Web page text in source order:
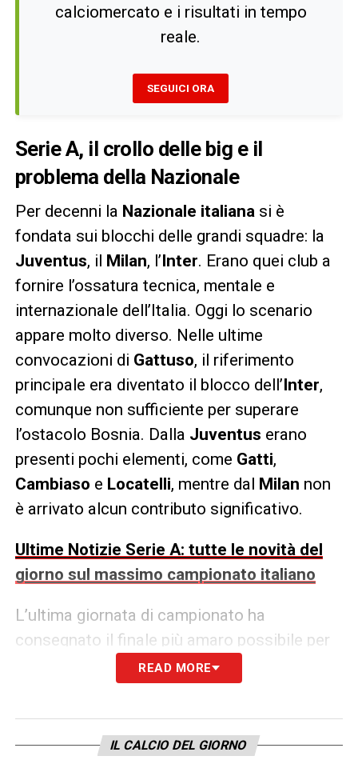
calciomercato e i risultati in tempo
reale.
SEGUICI ORA
Serie A, il crollo delle big e il
problema della Nazionale
Per decenni la Nazionale italiana si è
fondata sui blocchi delle grandi squadre: la
Juventus, il Milan, l’Inter. Erano quei club a
fornire l’ossatura tecnica, mentale e
internazionale dell’Italia. Oggi lo scenario
appare molto diverso. Nelle ultime
convocazioni di Gattuso, il riferimento
principale era diventato il blocco dell’Inter,
comunque non sufficiente per superare
l’ostacolo Bosnia. Dalla Juventus erano
presenti pochi elementi, come Gatti,
Cambiaso e Locatelli, mentre dal Milan non
è arrivato alcun contributo significativo.
Ultime Notizie Serie A: tutte le novità del
giorno sul massimo campionato italiano
L’ultima giornata di campionato ha
consegnato il finale più amaro possibile per
bianconeri e rossoneri: entrambe fuori dalla
Champions League, entrambe destinate
all’Europa League. Un dato che fa rumore e
che richiama una distanza storica enorme:
READ MORE
IL CALCIO DEL GIORNO